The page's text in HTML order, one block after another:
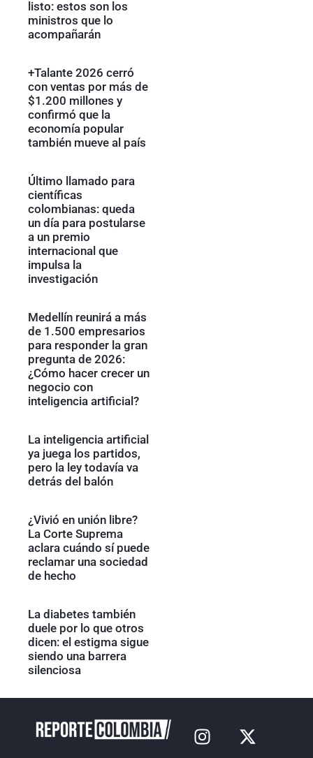
listo: estos son los
ministros que lo
acompañarán
+Talante 2026 cerró
con ventas por más de
$1.200 millones y
confirmó que la
economía popular
también mueve al país
Último llamado para
científicas
colombianas: queda
un día para postularse
a un premio
internacional que
impulsa la
investigación
Medellín reunirá a más
de 1.500 empresarios
para responder la gran
pregunta de 2026:
¿Cómo hacer crecer un
negocio con
inteligencia artificial?
La inteligencia artificial
ya juega los partidos,
pero la ley todavía va
detrás del balón
¿Vivió en unión libre?
La Corte Suprema
aclara cuándo sí puede
reclamar una sociedad
de hecho
La diabetes también
duele por lo que otros
dicen: el estigma sigue
siendo una barrera
silenciosa